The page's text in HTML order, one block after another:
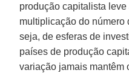
produção capitalista
multiplicação do número
seja, de esferas de
países de produção
variação jamais mantêm